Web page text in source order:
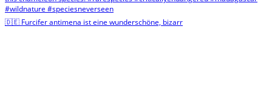
🇩🇪 Furcifer antimena ist eine wunderschöne, bizarr